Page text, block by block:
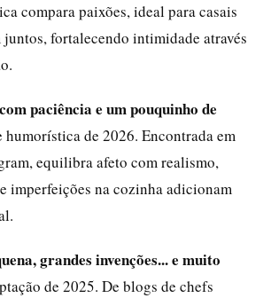
compara paixões, ideal para casais
fortalecendo intimidade através
paciência e um pouquinho de
humorística de 2026. Encontrada em
equilibra afeto com realismo,
imperfeições na cozinha adicionam
grandes invenções... e muito
de 2025. De blogs de chefs